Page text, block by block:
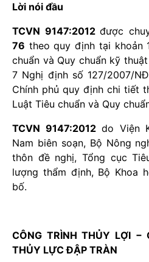
Lời nói đầu
TCVN 9147:2012được
76 theo quy định tại khoản
chuẩn và Quy chuẩn kỹ
7 Nghị định số 127/2007/
Chính phủ quy định chi tiết
Luật Tiêu chuẩn và Quy
TCVN 9147:2012do Viện
Nam biên soạn, Bộ Nông
thôn đề nghị, Tổng cục
lượng thẩm định, Bộ Khoa
bố.
CÔNG TRÌNH THỦY LỢI −
THỦY LỰC ĐẬP TRÀN